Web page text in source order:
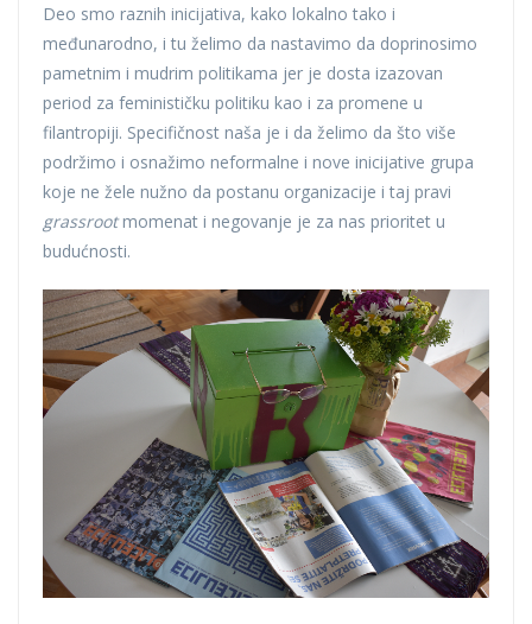
Deo smo raznih inicijativa, kako lokalno tako i
međunarodno, i tu želimo da nastavimo da doprinosimo
pametnim i mudrim politikama jer je dosta izazovan
period za feminističku politiku kao i za promene u
filantropiji. Specifičnost naša je i da želimo da što više
podržimo i osnažimo neformalne i nove inicijative grupa
koje ne žele nužno da postanu organizacije i taj pravi
grassrootmomenat i negovanje je za nas prioritet u
budućnosti.